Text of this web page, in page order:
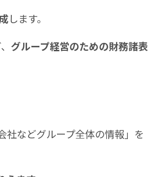
します。
グループ経営のための財務諸表
社などグループ全体の情報」を